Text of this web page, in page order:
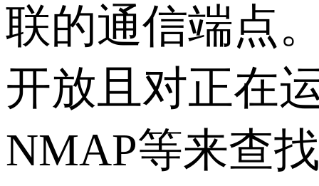
联的通信端点
开放且对正在
NMAP等来查